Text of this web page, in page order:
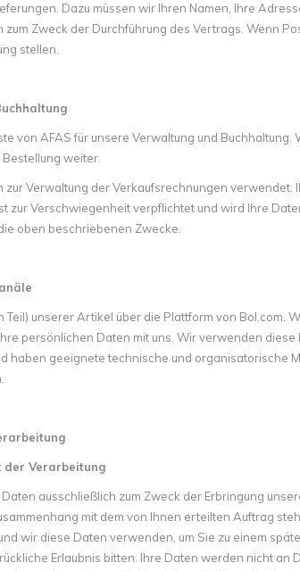
Dazu müssen wir Ihren Namen, Ihre
zum Zweck der Durchführung des Vertrags. Wenn
stellen.
von AFAS für unsere Verwaltung und
weiter.
zur Verwaltung der Verkaufsrechnungen
zur Verschwiegenheit verpflichtet und wird Ihre
oben beschriebenen Zwecke.
Teil) unserer Artikel über die Plattform von Bol.com.
persönlichen Daten mit uns. Wir verwenden
haben geeignete technische und organisatorische
der Verarbeitung
ausschließlich zum Zweck der Erbringung
mit dem von Ihnen erteilten Auftrag
wir diese Daten verwenden, um Sie zu einem
Erlaubnis bitten. Ihre Daten werden nicht